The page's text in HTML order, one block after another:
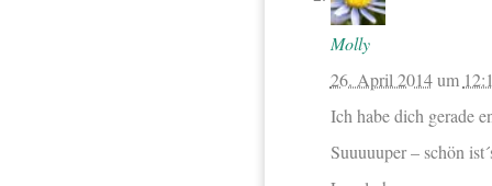
Molly
26. April 2014um
Ich habe dich gerade
Suuuuuper – schön